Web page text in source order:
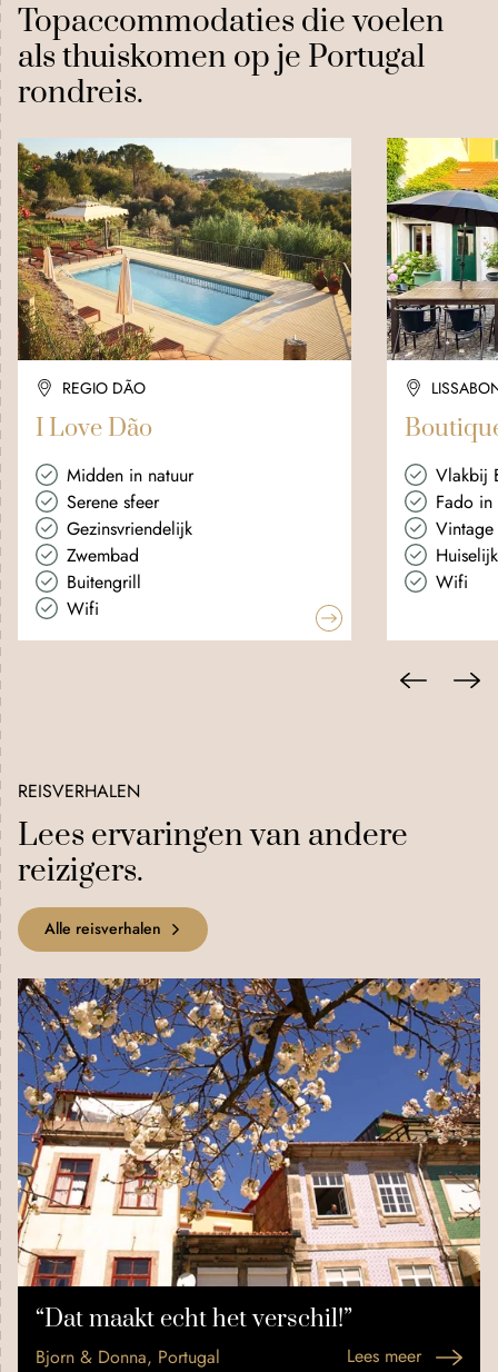
Topaccommodaties die voelen
als thuiskomen op je Portugal
rondreis.
REGIO DÃO
I Love Dão
Midden in natuur
Serene sfeer
Gezinsvriendelijk
Zwembad
Buitengrill
Wifi
Vlakbij
Fado
Wifi
REISVERHALEN
Lees ervaringen van andere
reizigers.
Alle reisverhalen
“Dat maakt echt het verschil!”
Bjorn & Donna, Portugal Lees meer